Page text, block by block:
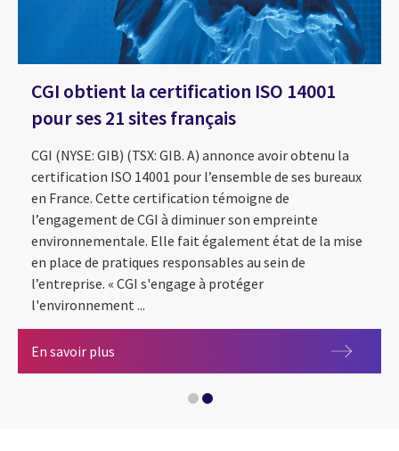
CGI obtient la certification ISO 14001
pour ses 21 sites français
CGI (NYSE: GIB) (TSX: GIB. A) annonce avoir obtenu la
certification ISO 14001 pour l’ensemble de ses bureaux
en France. Cette certification témoigne de
l’engagement de CGI à diminuer son empreinte
environnementale. Elle fait également état de la mise
en place de pratiques responsables au sein de
l’entreprise. « CGI s'engage à protéger
l'environnement ...
En savoir plus CGI obtient la certification ISO 14001 pour